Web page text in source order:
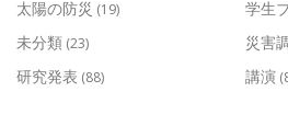
太陽の防災 (19) 学生
未分類 (23) 災害
研究発表 (88) 講演